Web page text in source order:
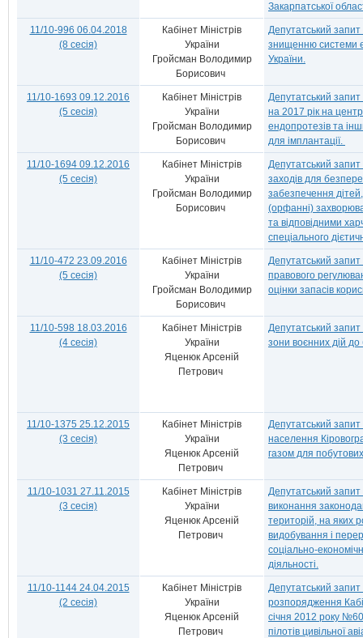
Закарпатської
11/10-996 06.04.2018
(8 сесія)
Кабінет Міністрів
України
Гройсман Володимир
Борисович
Депутатський
знищенню системи
України.
11/10-1693 09.12.2016
(5 сесія)
Кабінет Міністрів
України
Гройсман Володимир
Борисович
Депутатський
на 2017 рік на
ендопротезів та
для імплантації.
11/10-1694 09.12.2016
(5 сесія)
Кабінет Міністрів
України
Гройсман Володимир
Борисович
Депутатський
заходів для
забезпечення дітей,
(орфанні)
та відповідними
спеціального
11/10-472 23.09.2016
(5 сесія)
Кабінет Міністрів
України
Гройсман Володимир
Борисович
Депутатський
правового
оцінки запасів
11/10-598 18.03.2016
(4 сесія)
Кабінет Міністрів
України
Яценюк Арсеній
Петрович
Депутатський запит
зони воєнних дій
11/10-1375 25.12.2015
(3 сесія)
Кабінет Міністрів
України
Яценюк Арсеній
Петрович
Депутатський
населення
газом для
11/10-1031 27.11.2015
(3 сесія)
Кабінет Міністрів
України
Яценюк Арсеній
Петрович
Депутатський
виконання
територій, на яких
видобування і
соціально-
діяльності.
11/10-1144 24.04.2015
(2 сесія)
Кабінет Міністрів
України
Яценюк Арсеній
Петрович
Депутатський
розпорядження
січня 2012 року
пілотів цивільної